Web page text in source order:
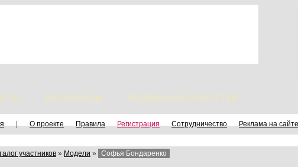
Модельеры Модельные агентства
| О проекте Правила Регистрация Сотрудничество Реклама на сайте
участников » Модели » Софья Бондаренко